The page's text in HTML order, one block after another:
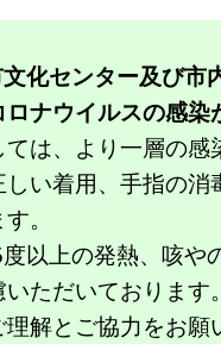
化センター及び市
ロナウイルスの感染
ては、より一層の
い着用、手指の消
。
度以上の発熱、咳や
ただいております
解とご協力をお願